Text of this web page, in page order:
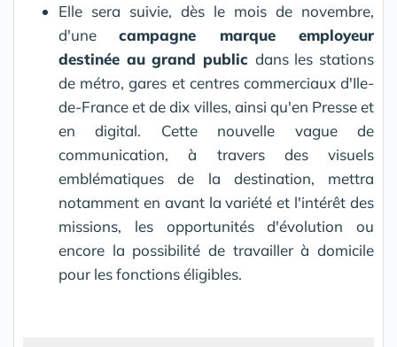
Elle sera suivie, dès le mois de novembre,
d'unecampagne marque employeur
destinée au grand public dans les stations
de métro, gares et centres commerciaux d'Ile-
de-France et de dix villes, ainsi qu'en Presse et
en digital. Cette nouvelle vague de
communication, à travers des visuels
emblématiques de la destination, mettra
notamment en avant la variété et l'intérêt des
missions, les opportunités d'évolution ou
encore la possibilité de travailler à domicile
pour les fonctions éligibles.